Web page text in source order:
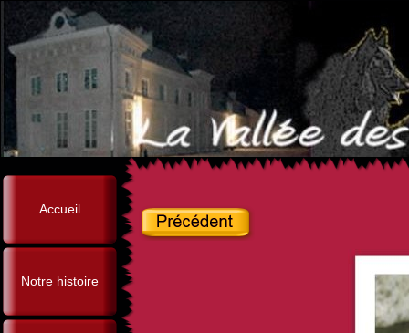
Accueil
Notre histoire